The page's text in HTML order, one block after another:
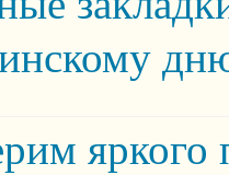
яркого